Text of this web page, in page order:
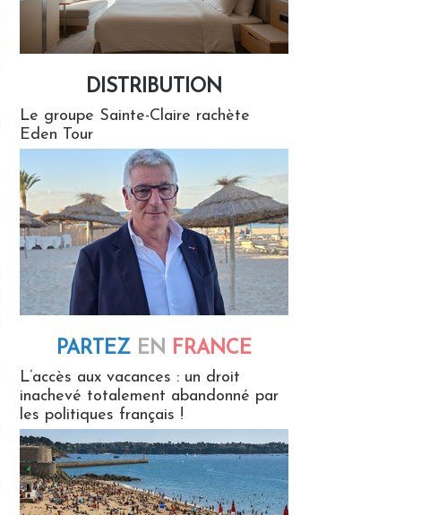
DISTRIBUTION
Le groupe Sainte-Claire rachète
Eden Tour
PARTEZ EN FRANCE
L’accès aux vacances : un droit
inachevé totalement abandonné par
les politiques français !